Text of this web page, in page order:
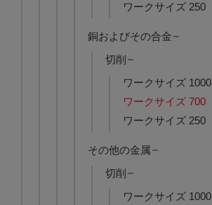
ワークサイズ 250
銅およびその合金
切削
ワークサイズ 1000
ワークサイズ 700
ワークサイズ 250
その他の金属
切削
ワークサイズ 1000